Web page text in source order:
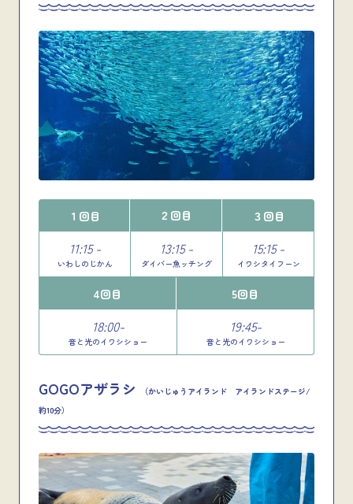
１回目 ２回目 ３回目
11:15 -
いわしのじかん
13:15 -
ダイバー魚ッチング
15:15 -
イワシタイフーン
4回目 5回目
18:00-
音と光のイワシショー
19:45-
音と光のイワシショー
GOGOアザラシ
（かいじゅうアイランド アイランドステージ/
約10分）